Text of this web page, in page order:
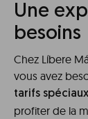
Une
besoins
Chez Líbere
vous avez
tarifs spéciaux
profiter de la